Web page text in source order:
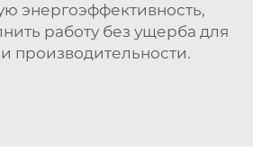
энергоэффективность,
работу без ущерба для
производительности.